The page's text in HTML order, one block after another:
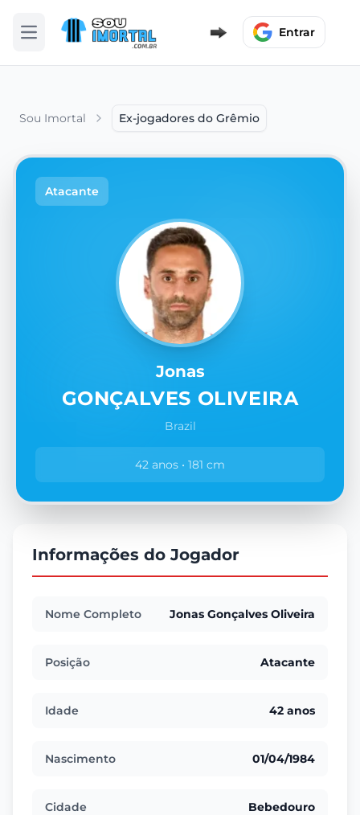
Abrir menu Entrar
Sou Imortal Ex-jogadores do Grêmio
Atacante
Jonas
GONÇALVES OLIVEIRA
Brazil
42 anos • 181 cm
Informações do Jogador
Nome Completo Jonas Gonçalves Oliveira
Posição Atacante
Idade 42 anos
Nascimento 01/04/1984
Cidade Bebedouro